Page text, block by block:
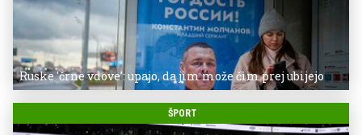
Ruske 'črne vdove': upajo, da jim može čim prej ubijejo
ŠPORT